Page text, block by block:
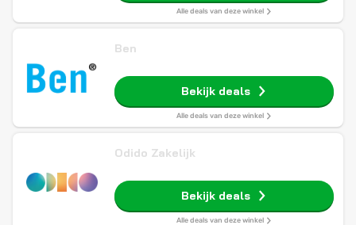
Alle deals van deze winkel
Ben
Bekijk deals
Alle deals van deze winkel
Odido Zakelijk
Bekijk deals
Alle deals van deze winkel